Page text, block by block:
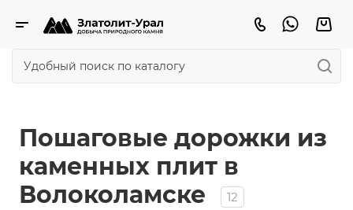
Пошаговые дорожки из
каменных плит в
Волоколамске
12